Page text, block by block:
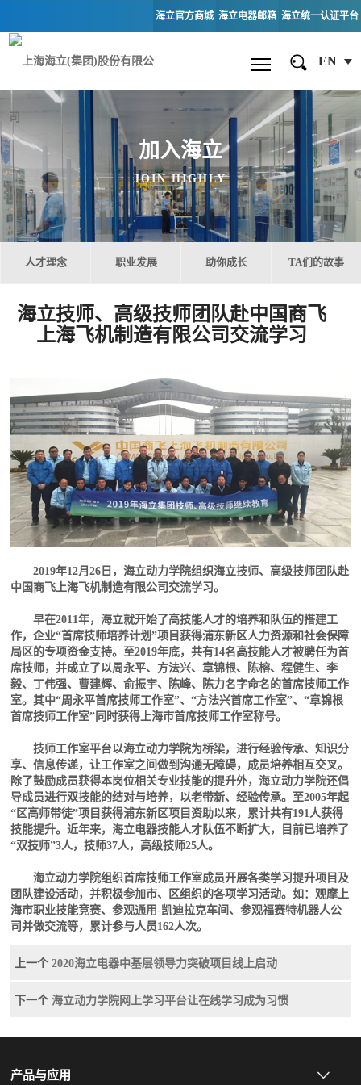
海立官方商城 海立电器邮箱 海立统一认证平台
EN
加入海立
JOIN HIGHLY
人才理念 职业发展 助你成长 TA们的故事
海立技师、高级技师团队赴中国商飞
上海飞机制造有限公司交流学习
2019年12月26日，海立动力学院组织海立技师、高级技师团队赴
中国商飞上海飞机制造有限公司交流学习。
早在2011年，海立就开始了高技能人才的培养和队伍的搭建工
作，企业“首席技师培养计划”项目获得浦东新区人力资源和社会保障
局区的专项资金支持。至2019年底，共有14名高技能人才被聘任为首
席技师，并成立了以周永平、方法兴、章锦根、陈榕、程健生、李
毅、丁伟强、曹建辉、俞振宇、陈峰、陈力名字命名的首席技师工作
室。其中“周永平首席技师工作室”、“方法兴首席工作室”、“章锦根
首席技师工作室”同时获得上海市首席技师工作室称号。
技师工作室平台以海立动力学院为桥梁，进行经验传承、知识分
享、信息传递，让工作室之间做到沟通无障碍，成员培养相互交叉。
除了鼓励成员获得本岗位相关专业技能的提升外，海立动力学院还倡
导成员进行双技能的结对与培养，以老带新、经验传承。至2005年起
“区高师带徒”项目获得浦东新区项目资助以来，累计共有191人获得
技能提升。近年来，海立电器技能人才队伍不断扩大，目前已培养了
“双技师”3人，技师37人，高级技师25人。
海立动力学院组织首席技师工作室成员开展各类学习提升项目及
团队建设活动，并积极参加市、区组织的各项学习活动。如：观摩上
海市职业技能竞赛、参观通用-凯迪拉克车间、参观福赛特机器人公
司并做交流等，累计参与人员162人次。
上一个 2020海立电器中基层领导力突破项目线上启动
下一个 海立动力学院网上学习平台让在线学习成为习惯
产品与应用